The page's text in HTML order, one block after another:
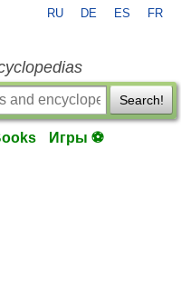
RU DE ES FR
Search!
Игры ⚽